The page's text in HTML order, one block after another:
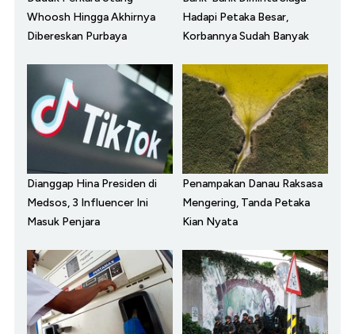
Whoosh Hingga Akhirnya
Dibereskan Purbaya
Hadapi Petaka Besar,
Korbannya Sudah Banyak
Dianggap Hina Presiden di
Medsos, 3 Influencer Ini
Masuk Penjara
Penampakan Danau Raksasa
Mengering, Tanda Petaka
Kian Nyata